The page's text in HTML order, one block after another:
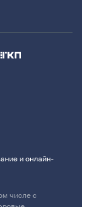
и онлайн-
числе с